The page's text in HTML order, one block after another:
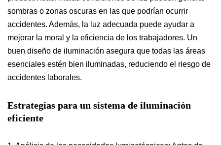
sombras o zonas oscuras en las que podrían ocurrir
accidentes. Además, la luz adecuada puede ayudar a
mejorar la moral y la eficiencia de los trabajadores. Un
buen diseño de iluminación asegura que todas las áreas
esenciales estén bien iluminadas, reduciendo el riesgo de
accidentes laborales.
Estrategias para un sistema de iluminación
eficiente